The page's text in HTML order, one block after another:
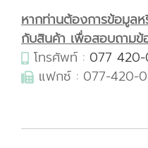
หากท่านต้องการข้อมูล
กับสินค้า เพื่อสอบถามข้
โทรศัพท์ : 077
แฟกซ์ : 077-420-